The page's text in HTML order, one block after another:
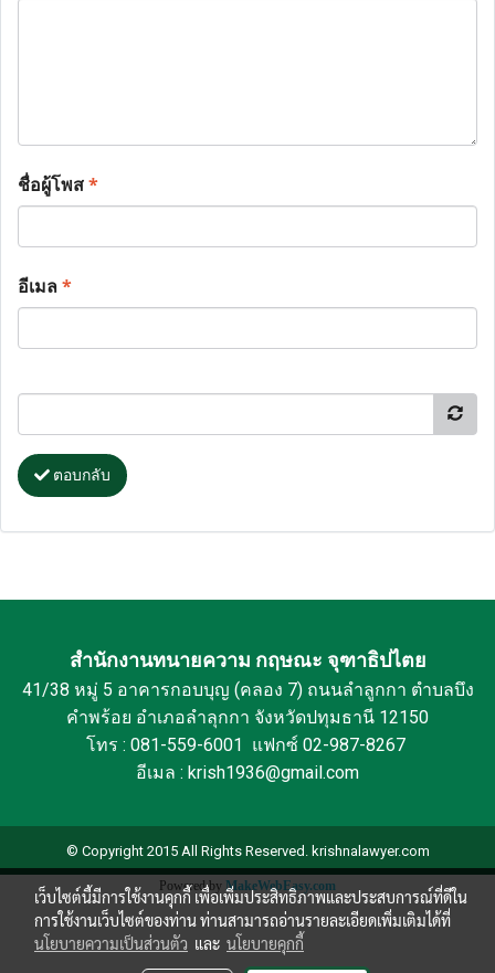
ชื่อผู้โพส*
อีเมล*
ตอบกลับ
สำนักงานทนายความ กฤษณะ จุฑาธิปไตย
41/38 หมู่ 5 อาคารกอบบุญ (คลอง 7) ถนนลำลูกกา ตำบลบึง
คำพร้อย อำเภอลำลุกกา จังหวัดปทุมธานี 12150
โทร : 081-559-6001 แฟกซ์ 02-987-8267
อีเมล : krish1936@gmail.com
© Copyright 2015 All Rights Reserved. krishnalawyer.com
Powered by MakeWebEasy.com
เว็บไซต์นี้มีการใช้งานคุกกี้ เพื่อเพิ่มประสิทธิภาพและประสบการณ์ที่ดีใน
การใช้งานเว็บไซต์ของท่าน ท่านสามารถอ่านรายละเอียดเพิ่มเติมได้ที่
นโยบายความเป็นส่วนตัว และ นโยบายคุกกี้